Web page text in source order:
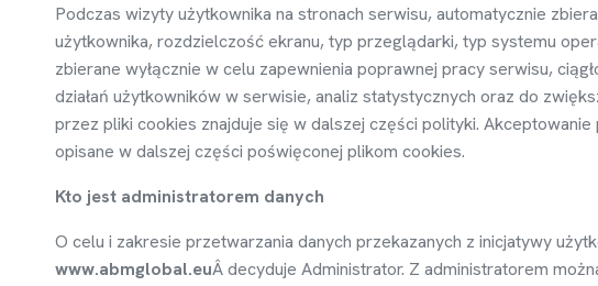
Podczas wizyty użytkownika na stronach serwisu, automatycznie
użytkownika, rozdzielczośćekranu, typ przeglądarki, typ systemu
zbierane wyłącznie w celu zapewnienia poprawnej pracy serwisu, cią
działań użytkowników w serwisie, analiz statystycznych oraz do zwię
przez pliki cookies znajduje się w dalszej części polityki.
opisane w dalszej części poświęconej plikom cookies.
Kto jest administratorem danych
O celu i zakresie przetwarzania danych przekazanych z inicjatywy uż
www.abmglobal.euÂdecyduje Administrator. Z administratorem moż